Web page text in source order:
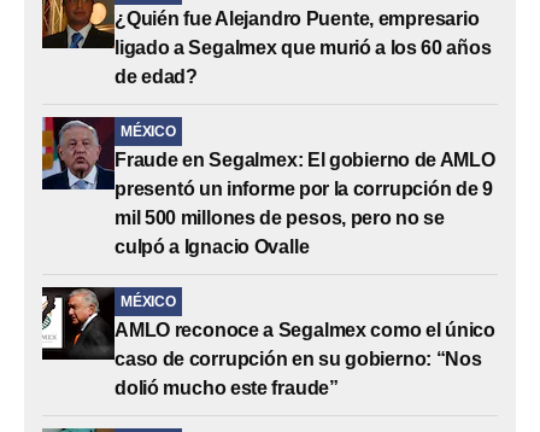
¿Quién fue Alejandro Puente, empresario
ligado a Segalmex que murió a los 60 años
de edad?
MÉXICO
Fraude en Segalmex: El gobierno de AMLO
presentó un informe por la corrupción de 9
mil 500 millones de pesos, pero no se
culpó a Ignacio Ovalle
MÉXICO
AMLO reconoce a Segalmex como el único
caso de corrupción en su gobierno: “Nos
dolió mucho este fraude”